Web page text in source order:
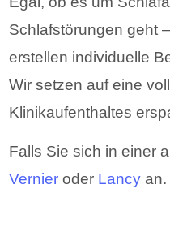
Schlafstörungen geht
erstellen individuelle
Wir setzen auf eine
Klinikaufenthaltes
Falls Sie sich in einer
Vernier oder Lancy an.